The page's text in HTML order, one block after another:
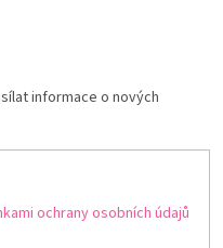
informace o nových
ochrany osobních údajů